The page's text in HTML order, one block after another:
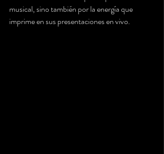
musical, sino también por la energía que
imprime en sus presentaciones en vivo.